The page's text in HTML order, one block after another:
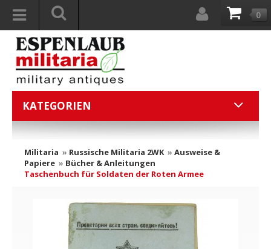
0
KATEGORIEN
Militaria » Russische Militaria 2WK » Ausweise &
Papiere » Bücher & Anleitungen
Taschenbuch für Soldaten der Roten Armee